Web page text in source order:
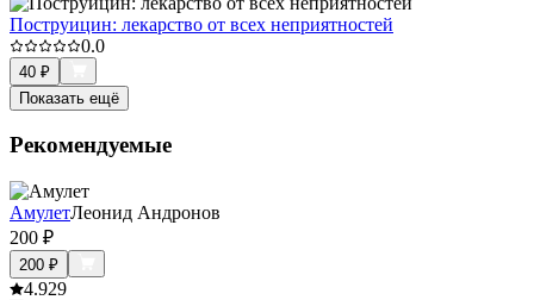
Поструицин: лекарство от всех неприятностей
0.0
40 ₽
Показать ещё
Рекомендуемые
АмулетЛеонид Андронов
200 ₽
200 ₽
4.929